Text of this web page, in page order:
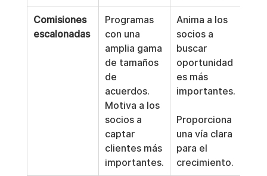
Comisiones
escalonadas
Programas
con una
amplia gama
de tamaños
de
acuerdos.
Motiva a los
socios a
captar
clientes más
importantes.
Anima a los
socios a
buscar
oportunidad
es más
importantes.
Proporciona
una vía clara
para el
crecimiento.